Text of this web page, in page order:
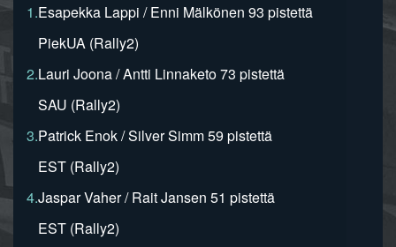
1.Esapekka Lappi / Enni Mälkönen 93 pistettä
PiekUA (Rally2)
2.Lauri Joona / Antti Linnaketo 73 pistettä
SAU (Rally2)
3.Patrick Enok / Silver Simm 59 pistettä
EST (Rally2)
4.Jaspar Vaher / Rait Jansen 51 pistettä
EST (Rally2)